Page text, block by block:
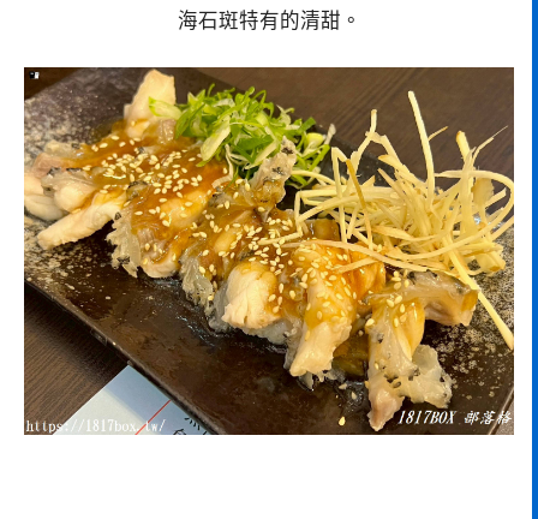
海石斑特有的清甜。